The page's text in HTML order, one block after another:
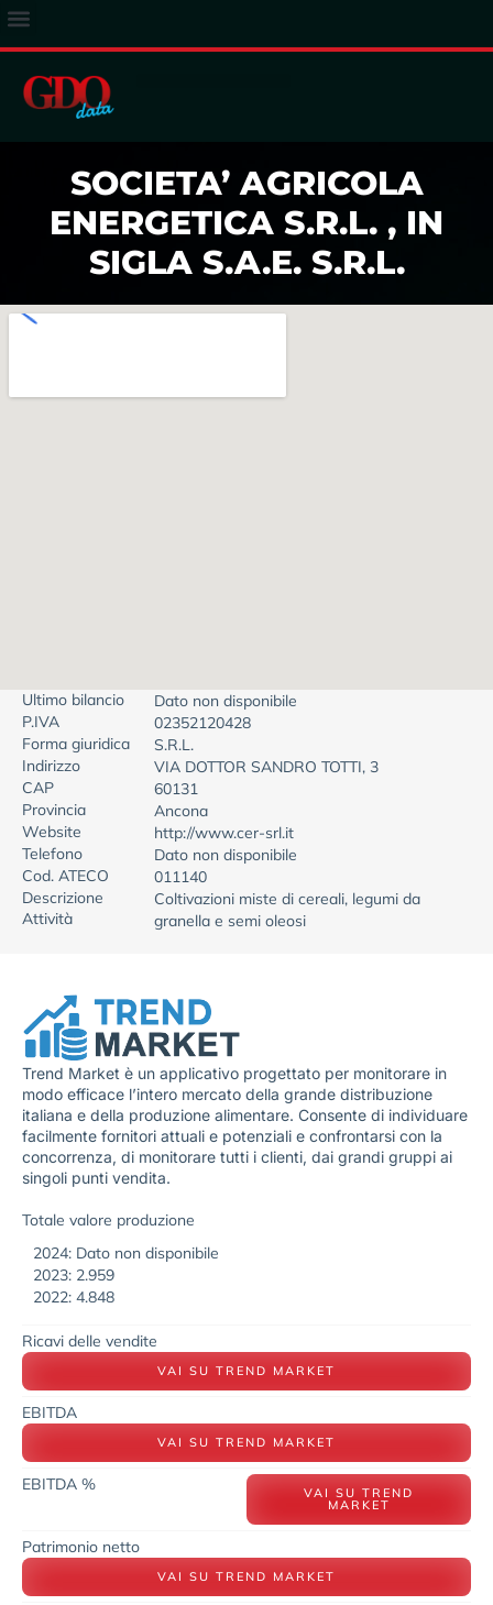
SOCIETA’ AGRICOLA
ENERGETICA S.R.L. , IN
SIGLA S.A.E. S.R.L.
Ultimo bilancio
Dato non disponibile
P.IVA
02352120428
Forma giuridica
S.R.L.
Indirizzo
VIA DOTTOR SANDRO TOTTI, 3
CAP
60131
Provincia
Ancona
Website
http://www.cer-srl.it
Telefono
Dato non disponibile
Cod. ATECO
011140
Descrizione
Attività
Coltivazioni miste di cereali, legumi da
granella e semi oleosi
Trend Market è un applicativo progettato per monitorare in
modo efficace l’intero mercato della grande distribuzione
italiana e della produzione alimentare. Consente di individuare
facilmente fornitori attuali e potenziali e confrontarsi con la
concorrenza, di monitorare tutti i clienti, dai grandi gruppi ai
singoli punti vendita.
Totale valore produzione
2024: Dato non disponibile
2023: 2.959
2022: 4.848
Ricavi delle vendite
VAI SU TREND MARKET
EBITDA
VAI SU TREND MARKET
EBITDA % VAI SU TREND
MARKET
Patrimonio netto
VAI SU TREND MARKET